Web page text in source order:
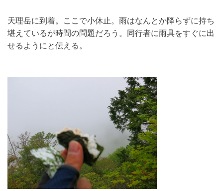
天理岳に到着。ここで小休止。雨はなんとか降らずに持ち
堪えているが時間の問題だろう。同行者に雨具をすぐに出
せるようにと伝える。